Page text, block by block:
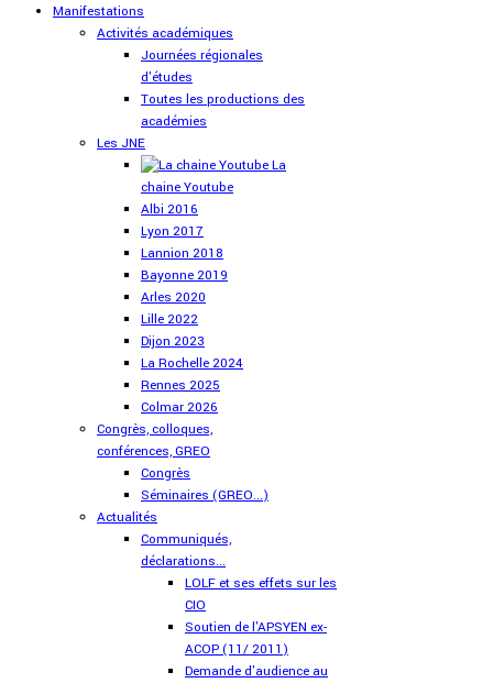
Manifestations
Activités académiques
Journées régionales
d'études
Toutes les productions des
académies
Les JNE
La
chaine Youtube
Albi 2016
Lyon 2017
Lannion 2018
Bayonne 2019
Arles 2020
Lille 2022
Dijon 2023
La Rochelle 2024
Rennes 2025
Colmar 2026
Congrès, colloques,
conférences, GREO
Congrès
Séminaires (GREO...)
Actualités
Communiqués,
déclarations...
LOLF et ses effets sur les
CIO
Soutien de l'APSYEN ex-
ACOP (11/ 2011)
Demande d'audience au